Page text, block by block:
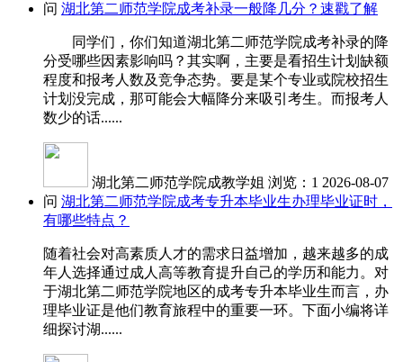
问 湖北第二师范学院成考补录一般降几分？速戳了解
同学们，你们知道湖北第二师范学院成考补录的降
分受哪些因素影响吗？其实啊，主要是看招生计划缺额
程度和报考人数及竞争态势。要是某个专业或院校招生
计划没完成，那可能会大幅降分来吸引考生。而报考人
数少的话......
湖北第二师范学院成教学姐 浏览：1 2026-08-07
问 湖北第二师范学院成考专升本毕业生办理毕业证时，
有哪些特点？
随着社会对高素质人才的需求日益增加，越来越多的成
年人选择通过成人高等教育提升自己的学历和能力。对
于湖北第二师范学院地区的成考专升本毕业生而言，办
理毕业证是他们教育旅程中的重要一环。下面小编将详
细探讨湖......